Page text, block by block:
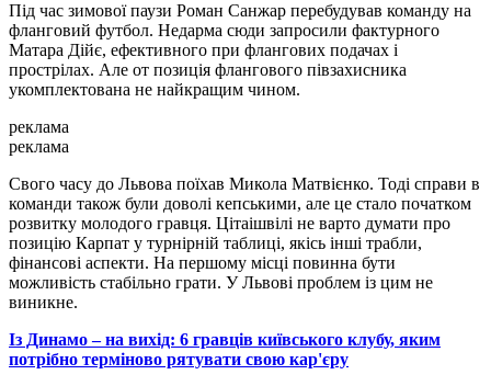
Під час зимової паузи Роман Санжар перебудував команду на
фланговий футбол. Недарма сюди запросили фактурного
Матара Дійє, ефективного при флангових подачах і
прострілах. Але от позиція флангового півзахисника
укомплектована не найкращим чином.
реклама
реклама
Свого часу до Львова поїхав Микола Матвієнко. Тоді справи в
команди також були доволі кепськими, але це стало початком
розвитку молодого гравця. Цітаішвілі не варто думати про
позицію Карпат у турнірній таблиці, якісь інші трабли,
фінансові аспекти. На першому місці повинна бути
можливість стабільно грати. У Львові проблем із цим не
виникне.
Із Динамо – на вихід: 6 гравців київського клубу, яким
потрібно терміново рятувати свою кар'єру